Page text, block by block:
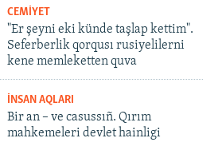
CEMİYET
"Er şeyni eki künde taşlap kettim".
Seferberlik qorqusı rusiyelilerni
kene memleketten quva
İNSAN AQLARI
Bir an – ve casussıñ. Qırım
mahkemeleri devlet hainligi